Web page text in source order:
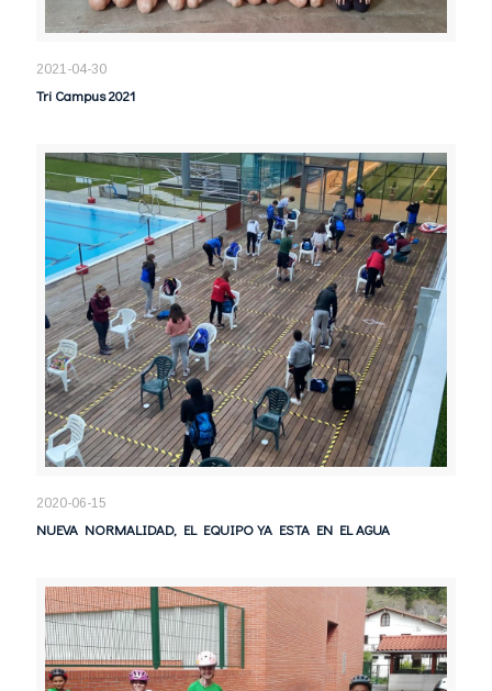
2021-04-30
Tri Campus 2021
2020-06-15
NUEVA NORMALIDAD, EL EQUIPO YA ESTA EN EL AGUA